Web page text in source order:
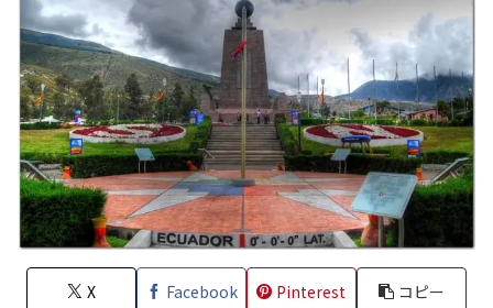
X Facebook Pinterest コピー